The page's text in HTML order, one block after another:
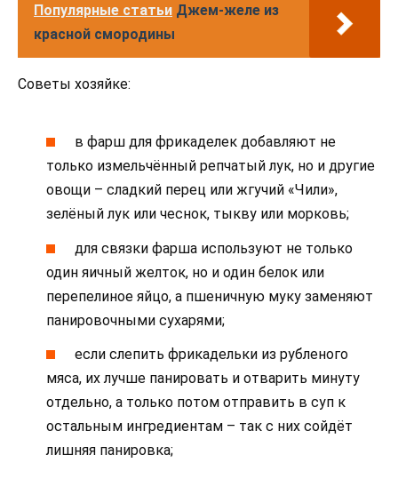
Популярные статьи Джем-желе из
красной смородины
Советы хозяйке:
в фарш для фрикаделек добавляют не
только измельчённый репчатый лук, но и другие
овощи – сладкий перец или жгучий «Чили»,
зелёный лук или чеснок, тыкву или морковь;
для связки фарша используют не только
один яичный желток, но и один белок или
перепелиное яйцо, а пшеничную муку заменяют
панировочными сухарями;
если слепить фрикадельки из рубленого
мяса, их лучше панировать и отварить минуту
отдельно, а только потом отправить в суп к
остальным ингредиентам – так с них сойдёт
лишняя панировка;